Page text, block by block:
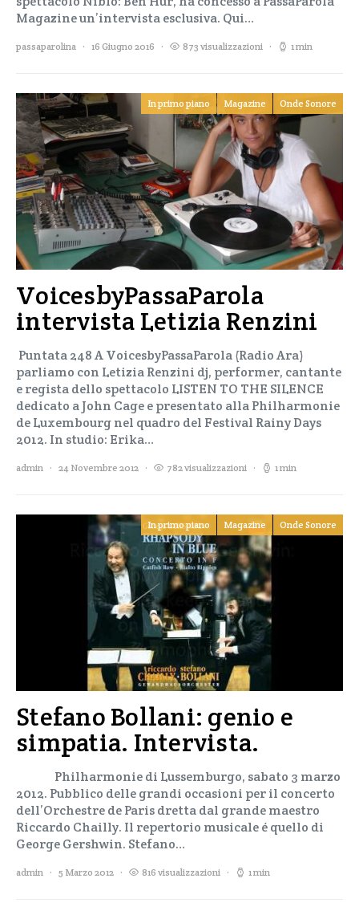
Magazine un’intervista esclusiva. Qui…
passaparolina 16 Giugno 2016 873 visualizzazioni 1 min
In primo piano Magazine Onde Sonore
VoicesbyPassaParola
intervista Letizia Renzini
Puntata 248 A VoicesbyPassaParola (Radio Ara)
parliamo con Letizia Renzini dj, performer, cantante
e regista dello spettacolo LISTEN TO THE SILENCE
dedicato a John Cage e presentato alla Philharmonie
de Luxembourg nel quadro del Festival Rainy Days
2012. In studio: Erika…
admin 24 Novembre 2012 782 visualizzazioni 1 min
In primo piano Magazine Onde Sonore
Stefano Bollani: genio e
simpatia. Intervista.
Philharmonie di Lussemburgo, sabato 3 marzo
2012. Pubblico delle grandi occasioni per il concerto
dell’Orchestre de Paris dretta dal grande maestro
Riccardo Chailly. Il repertorio musicale é quello di
George Gershwin. Stefano…
admin 5 Marzo 2012 816 visualizzazioni 1 min